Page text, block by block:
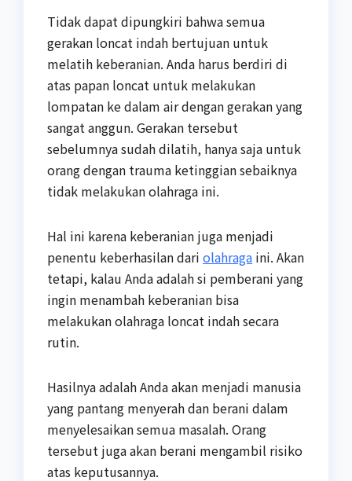
Tidak dapat dipungkiri bahwa semua
gerakan loncat indah bertujuan untuk
melatih keberanian. Anda harus berdiri di
atas papan loncat untuk melakukan
lompatan ke dalam air dengan gerakan yang
sangat anggun. Gerakan tersebut
sebelumnya sudah dilatih, hanya saja untuk
orang dengan trauma ketinggian sebaiknya
tidak melakukan olahraga ini.
Hal ini karena keberanian juga menjadi
penentu keberhasilan dari olahraga ini. Akan
tetapi, kalau Anda adalah si pemberani yang
ingin menambah keberanian bisa
melakukan olahraga loncat indah secara
rutin.
Hasilnya adalah Anda akan menjadi manusia
yang pantang menyerah dan berani dalam
menyelesaikan semua masalah. Orang
tersebut juga akan berani mengambil risiko
atas keputusannya.